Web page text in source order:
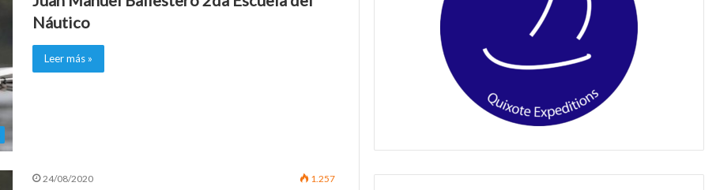
Náutico
Leer más »
24/08/2020 1.257